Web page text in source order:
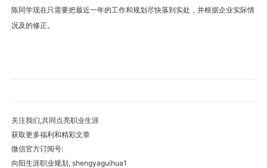
陈同学现在只需要把最近一年的工作和规划尽快落到实处，并根据企业实际情
况及的修正。
关注我们,共同点亮职业生涯
获取更多福利和精彩文章
微信官方订阅号:
向阳生涯职业规划, shengyaguihua1